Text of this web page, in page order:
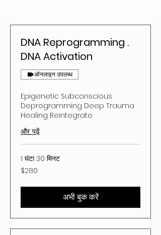
DNA Reprogramming .
DNA Activation
ऑनलाइन उपलब्ध
Epigenetic Subconscious
Deprogramming Deep Trauma
Healing Reintegrate
और पढ़ें
1 घंटा 30 मिनट
280
यूएस
$280
अभी बुक करें